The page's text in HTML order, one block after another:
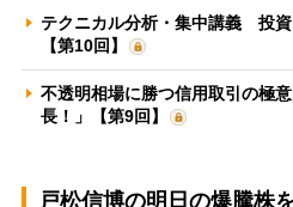
テクニカル分析・集中講義 投資
【第10回】
不透明相場に勝つ信用取引の極
長！」【第9回】
戸松信博の明日の爆騰株